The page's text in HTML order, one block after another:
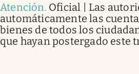
Atención. Oficial | Las
automáticamente las
bienes de todos los
que hayan postergado este